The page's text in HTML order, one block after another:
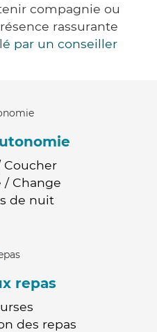
compagnie ou
rassurante
par un conseiller
Coucher
/ Change
de nuit
repas
des repas